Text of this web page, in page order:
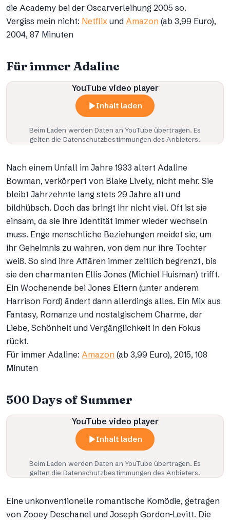
die Academy bei der Oscarverleihung 2005 so.
Vergiss mein nicht: Netflix und Amazon (ab 3,99 Euro),
2004, 87 Minuten
Für immer Adaline
YouTube video player
Inhalt laden
Beim Laden werden Daten an YouTube übertragen. Es
gelten die Datenschutzbestimmungen des Anbieters.
Nach einem Unfall im Jahre 1933 altert Adaline
Bowman, verkörpert von Blake Lively, nicht mehr. Sie
bleibt Jahrzehnte lang stets 29 Jahre alt und
bildhübsch. Doch das bringt ihr nicht viel. Oft ist sie
einsam, da sie ihre Identität immer wieder wechseln
muss. Enge menschliche Beziehungen meidet sie, um
ihr Geheimnis zu wahren, von dem nur ihre Tochter
weiß. So sind ihre Affären immer zeitlich begrenzt, bis
sie den charmanten Ellis Jones (Michiel Huisman) trifft.
Ein Wochenende bei Jones Eltern (unter anderem
Harrison Ford) ändert dann allerdings alles. Ein Mix aus
Fantasy, Romanze und nostalgischem Charme, der
Liebe, Schönheit und Vergänglichkeit in den Fokus
rückt.
Für immer Adaline: Amazon (ab 3,99 Euro), 2015, 108
Minuten
500 Days of Summer
YouTube video player
Inhalt laden
Beim Laden werden Daten an YouTube übertragen. Es
gelten die Datenschutzbestimmungen des Anbieters.
Eine unkonventionelle romantische Komödie, getragen
von Zooey Deschanel und Joseph Gordon-Levitt. Die